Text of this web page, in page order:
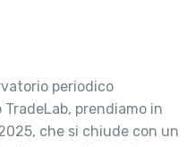
periodico
prendiamo in
che si chiude con un